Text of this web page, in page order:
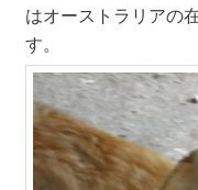
はオーストラリアの
す。